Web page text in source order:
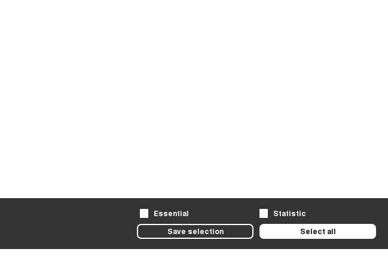
Essential
Statistic
Save selection
Select all